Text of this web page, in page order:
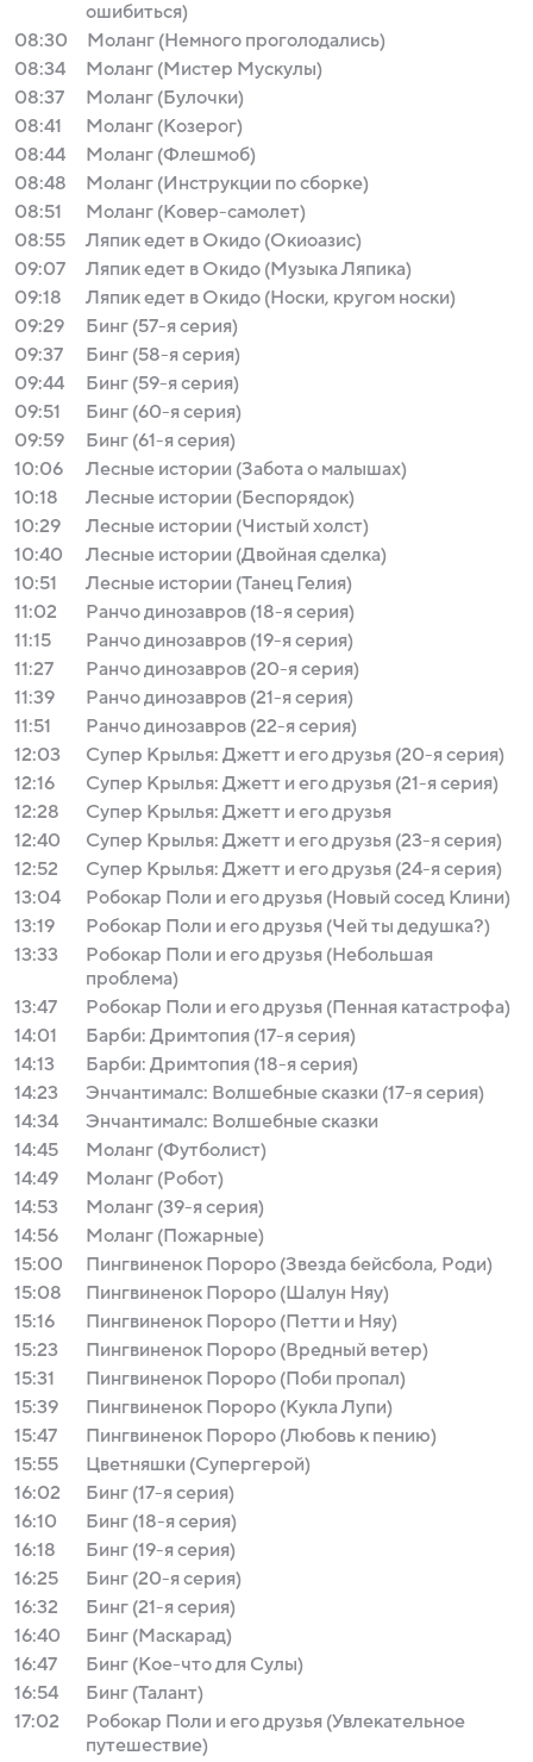
ошибиться)
08:30
Моланг (Немного проголодались)
08:34
Моланг (Мистер Мускулы)
08:37
Моланг (Булочки)
08:41
Моланг (Козерог)
08:44
Моланг (Флешмоб)
08:48
Моланг (Инструкции по сборке)
08:51
Моланг (Ковер-самолет)
08:55
Ляпик едет в Окидо (Окиоазис)
09:07
Ляпик едет в Окидо (Музыка Ляпика)
09:18
Ляпик едет в Окидо (Носки, кругом носки)
09:29
Бинг (57-я серия)
09:37
Бинг (58-я серия)
09:44
Бинг (59-я серия)
09:51
Бинг (60-я серия)
09:59
Бинг (61-я серия)
10:06
Лесные истории (Забота о малышах)
10:18
Лесные истории (Беспорядок)
10:29
Лесные истории (Чистый холст)
10:40
Лесные истории (Двойная сделка)
10:51
Лесные истории (Танец Гелия)
11:02
Ранчо динозавров (18-я серия)
11:15
Ранчо динозавров (19-я серия)
11:27
Ранчо динозавров (20-я серия)
11:39
Ранчо динозавров (21-я серия)
11:51
Ранчо динозавров (22-я серия)
12:03
Супер Крылья: Джетт и его друзья (20-я серия)
12:16
Супер Крылья: Джетт и его друзья (21-я серия)
12:28
Супер Крылья: Джетт и его друзья
12:40
Супер Крылья: Джетт и его друзья (23-я серия)
12:52
Супер Крылья: Джетт и его друзья (24-я серия)
13:04
Робокар Поли и его друзья (Новый сосед Клини)
13:19
Робокар Поли и его друзья (Чей ты дедушка?)
13:33
Робокар Поли и его друзья (Небольшая
проблема)
13:47
Робокар Поли и его друзья (Пенная катастрофа)
14:01
Барби: Дримтопия (17-я серия)
14:13
Барби: Дримтопия (18-я серия)
14:23
Энчантималс: Волшебные сказки (17-я серия)
14:34
Энчантималс: Волшебные сказки
14:45
Моланг (Футболист)
14:49
Моланг (Робот)
14:53
Моланг (39-я серия)
14:56
Моланг (Пожарные)
15:00
Пингвиненок Пороро (Звезда бейсбола, Роди)
15:08
Пингвиненок Пороро (Шалун Няу)
15:16
Пингвиненок Пороро (Петти и Няу)
15:23
Пингвиненок Пороро (Вредный ветер)
15:31
Пингвиненок Пороро (Поби пропал)
15:39
Пингвиненок Пороро (Кукла Лупи)
15:47
Пингвиненок Пороро (Любовь к пению)
15:55
Цветняшки (Супергерой)
16:02
Бинг (17-я серия)
16:10
Бинг (18-я серия)
16:18
Бинг (19-я серия)
16:25
Бинг (20-я серия)
16:32
Бинг (21-я серия)
16:40
Бинг (Маскарад)
16:47
Бинг (Кое-что для Сулы)
16:54
Бинг (Талант)
17:02
Робокар Поли и его друзья (Увлекательное
путешествие)